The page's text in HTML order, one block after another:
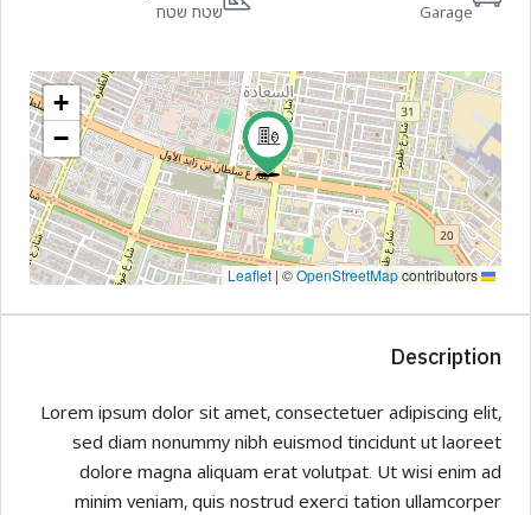
Garage שטח שטח
+
−
Leaflet
|©OpenStreetMapcontributors
Description
Lorem ipsum dolor sit amet, consectetuer adipiscing elit,
sed diam nonummy nibh euismod tincidunt ut laoreet
dolore magna aliquam erat volutpat. Ut wisi enim ad
minim veniam, quis nostrud exerci tation ullamcorper